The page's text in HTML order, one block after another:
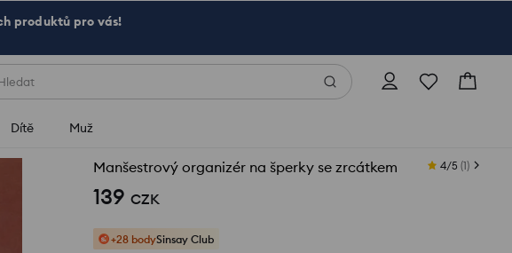
produktů pro vás!
Dítě Muž
Manšestrový organizér na šperky se zrcátkem 4/5 (1)
139 CZK
+28 bodySinsay Club